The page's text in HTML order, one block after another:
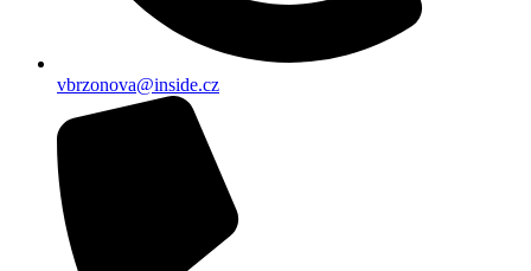
vbrzonova@inside.cz